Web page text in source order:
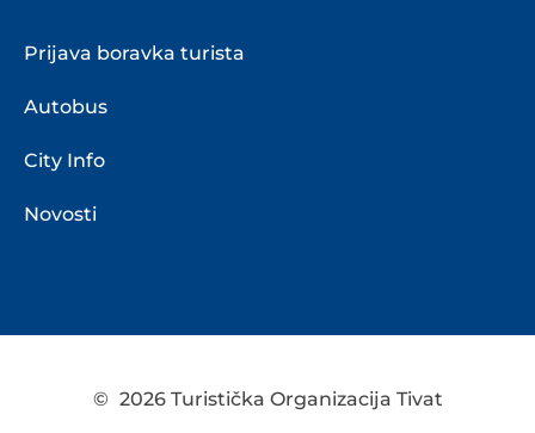
Prijava boravka turista
Autobus
City Info
Novosti
© 2026 Turistička Organizacija Tivat